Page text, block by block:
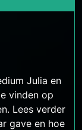
Julia en
vinden op
Lees verder
gave en hoe